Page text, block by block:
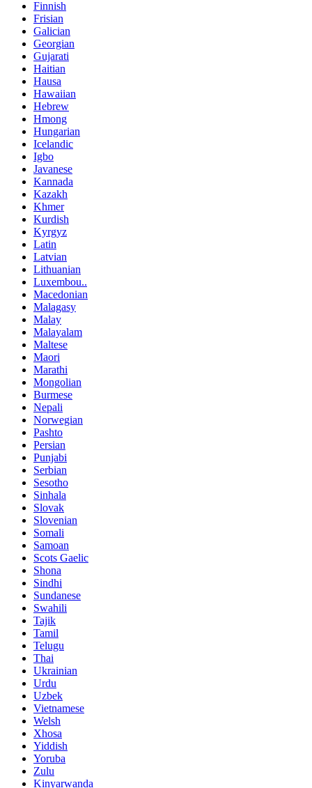
Finnish
Frisian
Galician
Georgian
Gujarati
Haitian
Hausa
Hawaiian
Hebrew
Hmong
Hungarian
Icelandic
Igbo
Javanese
Kannada
Kazakh
Khmer
Kurdish
Kyrgyz
Latin
Latvian
Lithuanian
Luxembou..
Macedonian
Malagasy
Malay
Malayalam
Maltese
Maori
Marathi
Mongolian
Burmese
Nepali
Norwegian
Pashto
Persian
Punjabi
Serbian
Sesotho
Sinhala
Slovak
Slovenian
Somali
Samoan
Scots Gaelic
Shona
Sindhi
Sundanese
Swahili
Tajik
Tamil
Telugu
Thai
Ukrainian
Urdu
Uzbek
Vietnamese
Welsh
Xhosa
Yiddish
Yoruba
Zulu
Kinyarwanda